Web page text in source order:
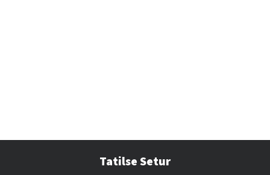
Tatilse Setur